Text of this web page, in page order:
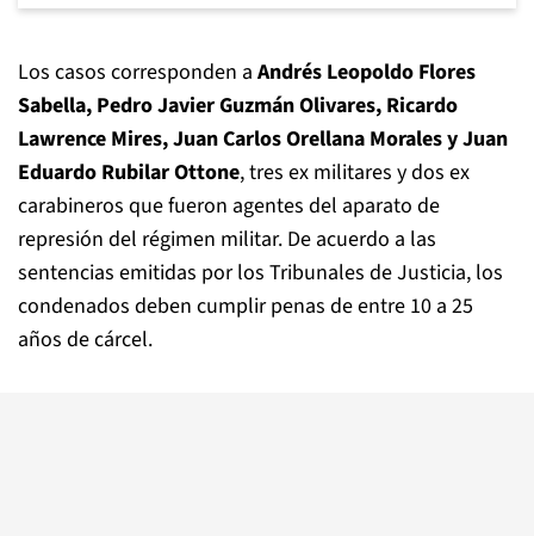
Los casos corresponden a Andrés Leopoldo Flores
Sabella, Pedro Javier Guzmán Olivares, Ricardo
Lawrence Mires, Juan Carlos Orellana Morales y Juan
Eduardo Rubilar Ottone, tres ex militares y dos ex
carabineros que fueron agentes del aparato de
represión del régimen militar. De acuerdo a las
sentencias emitidas por los Tribunales de Justicia, los
condenados deben cumplir penas de entre 10 a 25
años de cárcel.